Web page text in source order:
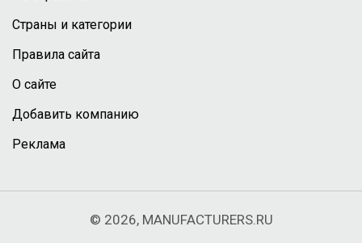
Страны и категории
Правила сайта
О сайте
Добавить компанию
Реклама
© 2026, MANUFACTURERS.RU